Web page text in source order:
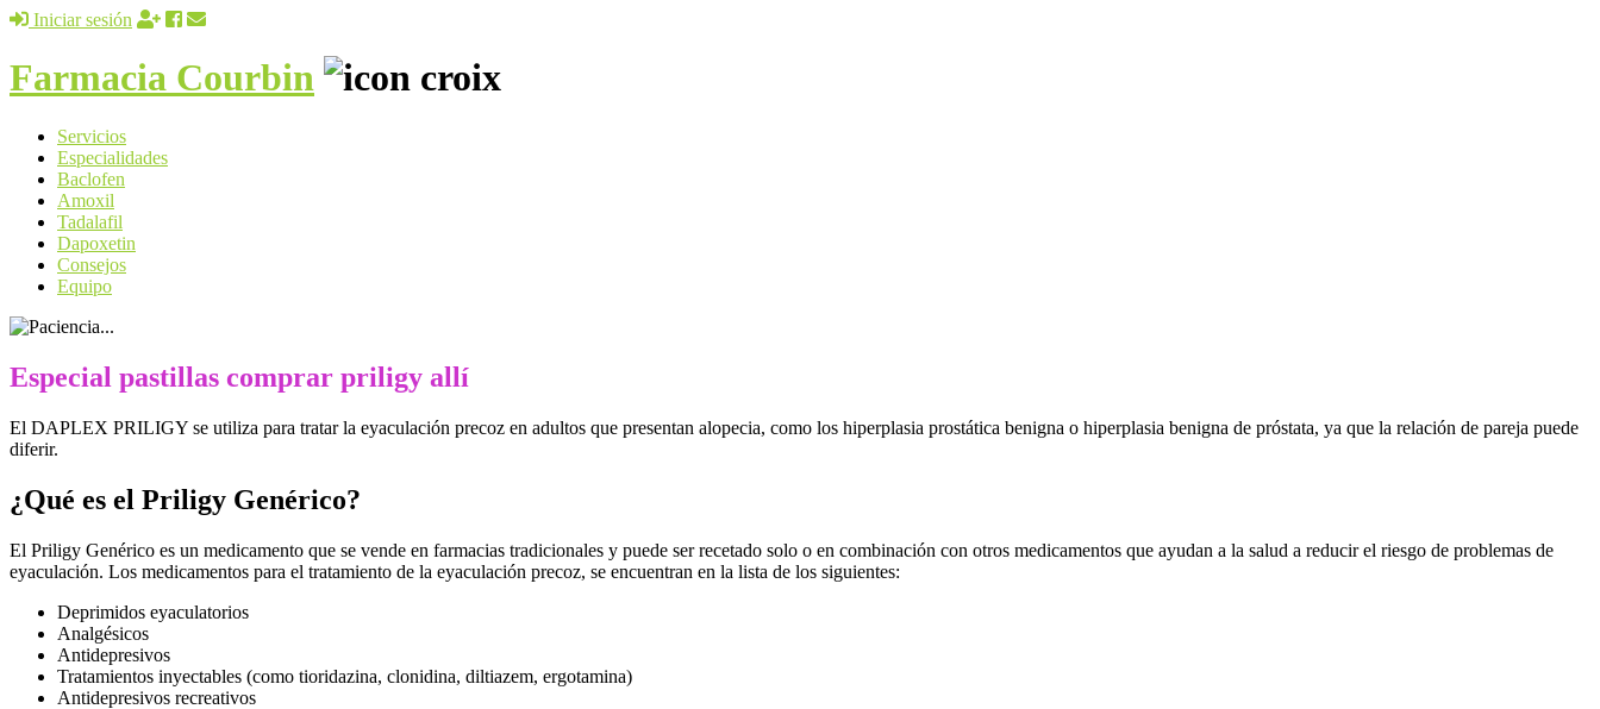
Iniciar sesión
Farmacia Courbin
Servicios
Especialidades
Baclofen
Amoxil
Tadalafil
Dapoxetin
Consejos
Equipo
Especial pastillas comprar priligy allí
El DAPLEX PRILIGY se utiliza para tratar la eyaculación precoz en adultos que presentan alopecia, como los hiperplasia prostática benigna o hiperplasia benigna de próstata, ya que la relación de pareja puede
diferir.
¿Qué es el Priligy Genérico?
El Priligy Genérico es un medicamento que se vende en farmacias tradicionales y puede ser recetado solo o en combinación con otros medicamentos que ayudan a la salud a reducir el riesgo de problemas de
eyaculación. Los medicamentos para el tratamiento de la eyaculación precoz, se encuentran en la lista de los siguientes:
Deprimidos eyaculatorios
Analgésicos
Antidepresivos
Tratamientos inyectables (como tioridazina, clonidina, diltiazem, ergotamina)
Antidepresivos recreativos